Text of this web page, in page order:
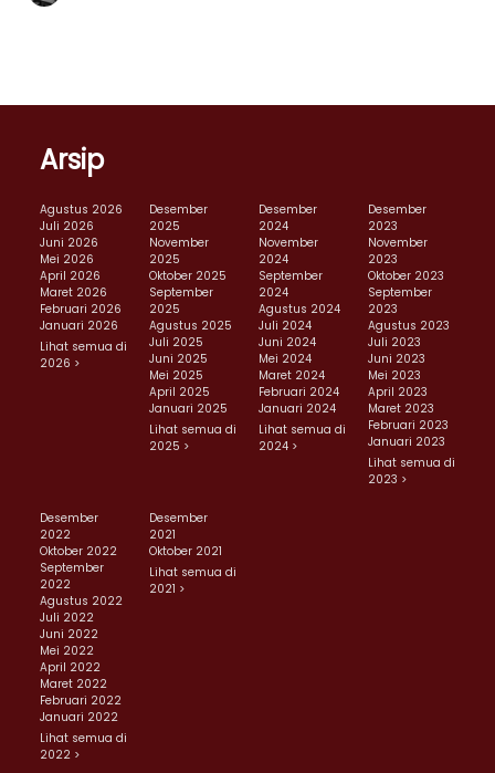
Arsip
Agustus 2026
Juli 2026
Juni 2026
Mei 2026
April 2026
Maret 2026
Februari 2026
Januari 2026
Lihat semua di
2026 >
Desember
2025
November
2025
Oktober 2025
September
2025
Agustus 2025
Juli 2025
Juni 2025
Mei 2025
April 2025
Januari 2025
Lihat semua di
2025 >
Desember
2024
November
2024
September
2024
Agustus 2024
Juli 2024
Juni 2024
Mei 2024
Maret 2024
Februari 2024
Januari 2024
Lihat semua di
2024 >
Desember
2023
November
2023
Oktober 2023
September
2023
Agustus 2023
Juli 2023
Juni 2023
Mei 2023
April 2023
Maret 2023
Februari 2023
Januari 2023
Lihat semua di
2023 >
Desember
2022
Oktober 2022
September
2022
Agustus 2022
Juli 2022
Juni 2022
Mei 2022
April 2022
Maret 2022
Februari 2022
Januari 2022
Lihat semua di
2022 >
Desember
2021
Oktober 2021
Lihat semua di
2021 >